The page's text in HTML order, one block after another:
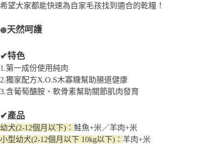
希望大家都能快速為自家毛孩找到適合的乾糧！
🟠天然呵護
✔特色
1.第一成份使用純肉
2.獨家配方X.O.S木寡糖幫助腸道健康
3.含葡萄醣胺、軟骨素幫助關節肌肉發育
✔產品
幼犬(2-12個月以下)： 鮭魚+米／羊肉+米
小型幼犬(2-12個月以下 10kg以下)： 羊肉+米